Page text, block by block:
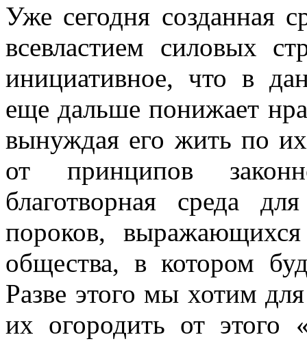
Уже сегодня созданная
всевластием силовых
инициативное, что в
еще дальше понижает
вынуждая его жить по
от принципов
благотворная среда
пороков,
общества, в котором
Разве этого мы хотим
их огородить от этого